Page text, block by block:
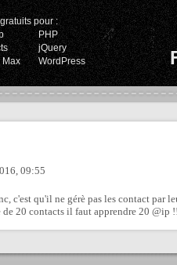
pour :
PHP
jQuery
Max
WordPress
09:55
c'est qu'il ne gérè pas les contact par
20 contacts il faut apprendre 20 @ip